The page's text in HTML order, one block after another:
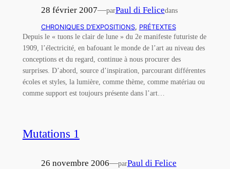
28 février 2007—parPaul di Felicedans
CHRONIQUES D’EXPOSITIONS, PRÉTEXTES
Depuis le « tuons le clair de lune » du 2e manifeste futuriste de
1909, l’électricité, en bafouant le monde de l’art au niveau des
conceptions et du regard, continue à nous procurer des
surprises. D’abord, source d’inspiration, parcourant différentes
écoles et styles, la lumière, comme thème, comme matériau ou
comme support est toujours présente dans l’art…
Mutations 1
26 novembre 2006—parPaul di Felice